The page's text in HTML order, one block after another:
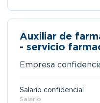
Auxiliar de
- servicio
Empresa
Salario confidencial
Salario